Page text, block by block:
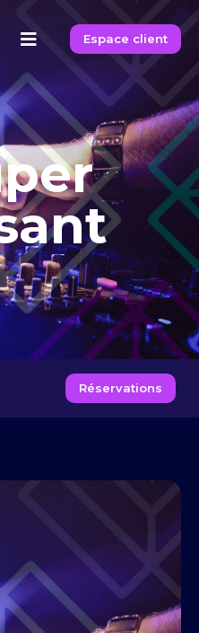
Espace client
Réservations